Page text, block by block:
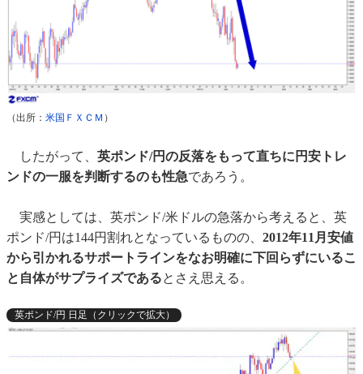
（出所： 米国ＦＸＣＭ ）
したがって、 英ポンド/円の反落をもって直ちに円安トレ
ンドの一服を判断するのも性急であろう。
実感としては、英ポンド/米ドルの急落から考えると、英
ポンド/円は144円割れとなっているものの、 2012年11月安値
から引かれるサポートラインをなお明確に下回らずにいるこ
と自体がサプライズであるとさえ思える。
英ポンド/円 日足（クリックで拡大）